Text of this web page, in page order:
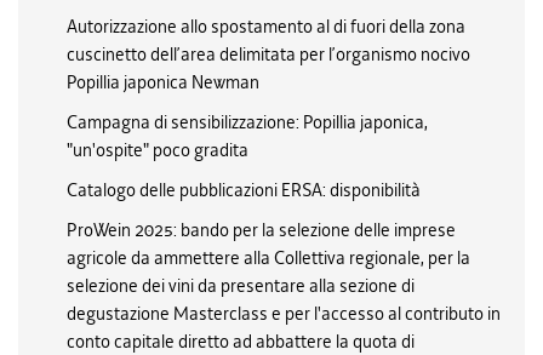
Autorizzazione allo spostamento al di fuori della zona
cuscinetto dell’area delimitata per l’organismo nocivo
Popillia japonica Newman
Campagna di sensibilizzazione: Popillia japonica,
"un'ospite" poco gradita
Catalogo delle pubblicazioni ERSA: disponibilità
ProWein 2025: bando per la selezione delle imprese
agricole da ammettere alla Collettiva regionale, per la
selezione dei vini da presentare alla sezione di
degustazione Masterclass e per l'accesso al contributo in
conto capitale diretto ad abbattere la quota di